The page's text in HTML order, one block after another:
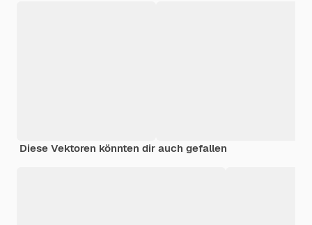
Diese Vektoren könnten dir auch gefallen